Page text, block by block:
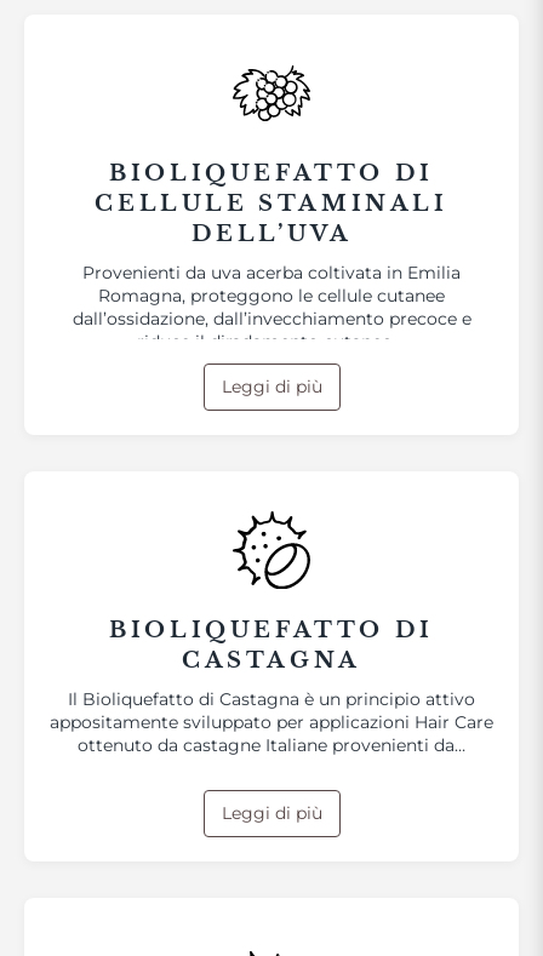
BIOLIQUEFATTO DI
CELLULE STAMINALI
DELL’UVA
Provenienti da uva acerba coltivata in Emilia
Romagna, proteggono le cellule cutanee
dall’ossidazione, dall’invecchiamento precoce e
riduce il diradamento cutaneo.…
Leggi di più
BIOLIQUEFATTO DI
CASTAGNA
Il Bioliquefatto di Castagna è un principio attivo
appositamente sviluppato per applicazioni Hair Care
ottenuto da castagne Italiane provenienti da…
Leggi di più